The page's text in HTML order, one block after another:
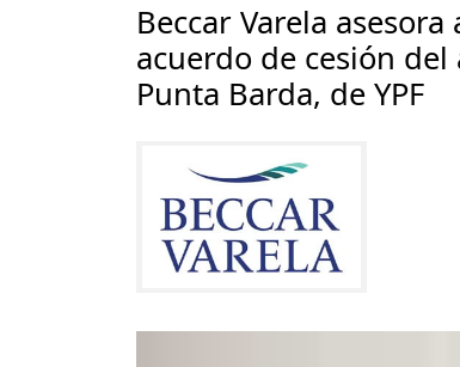
Beccar Varela
acuerdo de cesión
Punta Barda, de YPF